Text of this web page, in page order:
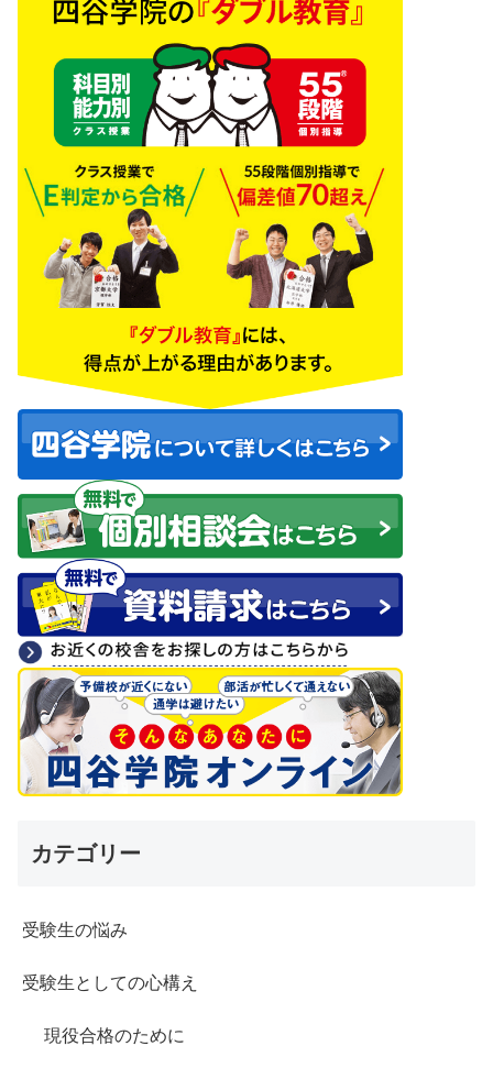
カテゴリー
受験生の悩み
受験生としての心構え
現役合格のために